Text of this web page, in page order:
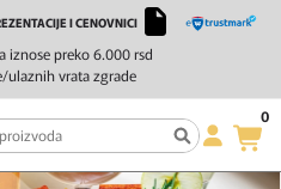
iznose preko 6.000 rsd
ulaznih vrata zgrade
I CENOVNICI
0